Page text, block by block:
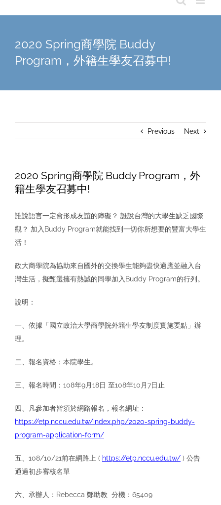
2020 Spring商學院 Buddy
Program，外籍生學友召募中!
Previous Next
2020 Spring商學院 Buddy Program，外
籍生學友召募中!
誰說語言一定會形成友誼的障礙？ 誰說台灣的大學生缺乏國際
觀？ 加入Buddy Program就能找到一切你所想要的豐富大學生
活！
政大商學院為協助來自國外的交換學生能夠盡快適應並融入台
灣生活，擬甄選擁有熱誠的同學加入Buddy Program的行列。
說明：
一、依據「國立政治大學商學院外籍生學友制度實施要點」辦
理。
二、報名資格：本院學生。
三、報名時間：108年9月18日 至108年10月7日止
四、凡參加者皆須於網路報名，報名網址：
https://etp.nccu.edu.tw/index.php/2020-spring-buddy-
program-application-form/
五、108/10/21前在網路上 ( https://etp.nccu.edu.tw/ ) 公告
通過初步審核名單
六、承辦人：Rebecca 鄭助教 分機：65409